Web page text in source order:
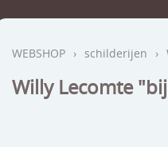
WEBSHOP › schilderijen ›
Willy Lecomte